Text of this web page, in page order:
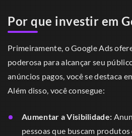
Por que investir em
Primeiramente, o Google Ads
poderosa para alcançar seu
anúncios pagos, você se destaca
Além disso, você consegue:
Aumentar a Visibilidade:
pessoas que buscam